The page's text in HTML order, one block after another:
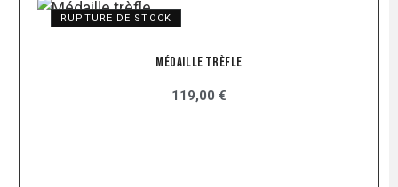
RUPTURE DE STOCK
Médaille Trèfle
119,00 €